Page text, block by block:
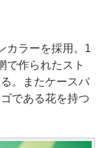
カラーを採用。1
で作られたスト
。またケースバ
である花を持つ